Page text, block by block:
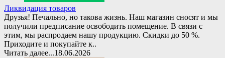
Ликвидация товаров
Друзья! Печально, но такова жизнь. Наш магазин сносят и мы
получили предписание освободить помещение. В связи с
этим, мы распродаем нашу продукцию. Скидки до 50 %.
Приходите и покупайте к..
Читать далее...18.06.2026